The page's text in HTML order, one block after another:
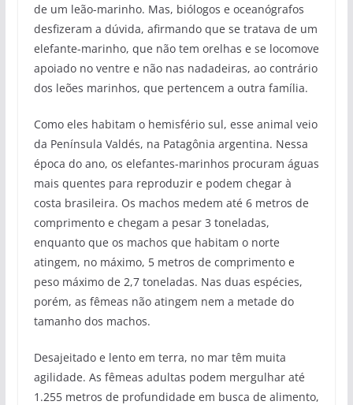
de um leão-marinho. Mas, biólogos e oceanógrafos
desfizeram a dúvida, afirmando que se tratava de um
elefante-marinho, que não tem orelhas e se locomove
apoiado no ventre e não nas nadadeiras, ao contrário
dos leões marinhos, que pertencem a outra família.
Como eles habitam o hemisfério sul, esse animal veio
da Península Valdés, na Patagônia argentina. Nessa
época do ano, os elefantes-marinhos procuram águas
mais quentes para reproduzir e podem chegar à
costa brasileira. Os machos medem até 6 metros de
comprimento e chegam a pesar 3 toneladas,
enquanto que os machos que habitam o norte
atingem, no máximo, 5 metros de comprimento e
peso máximo de 2,7 toneladas. Nas duas espécies,
porém, as fêmeas não atingem nem a metade do
tamanho dos machos.
Desajeitado e lento em terra, no mar têm muita
agilidade. As fêmeas adultas podem mergulhar até
1.255 metros de profundidade em busca de alimento,